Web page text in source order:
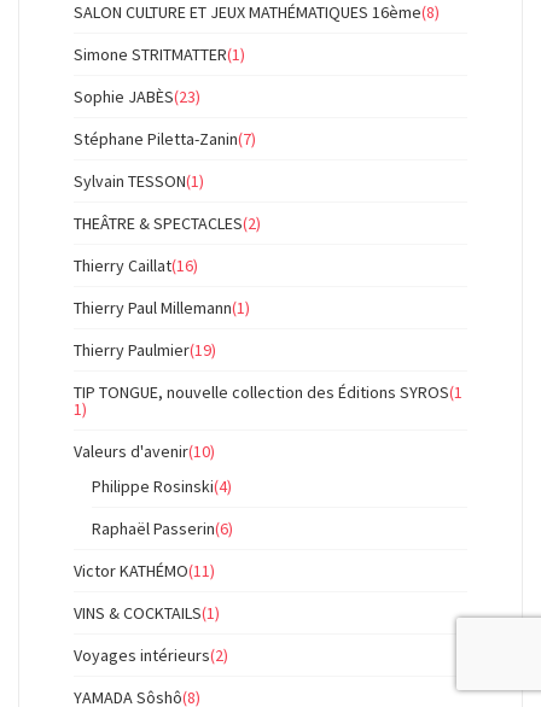
SALON CULTURE ET JEUX MATHÉMATIQUES 16ème(8)
Simone STRITMATTER(1)
Sophie JABÈS(23)
Stéphane Piletta-Zanin(7)
Sylvain TESSON(1)
THEÂTRE & SPECTACLES(2)
Thierry Caillat(16)
Thierry Paul Millemann(1)
Thierry Paulmier(19)
TIP TONGUE, nouvelle collection des Éditions SYROS(1
1)
Valeurs d'avenir(10)
Philippe Rosinski(4)
Raphaël Passerin(6)
Victor KATHÉMO(11)
VINS & COCKTAILS(1)
Voyages intérieurs(2)
YAMADA Sôshô(8)